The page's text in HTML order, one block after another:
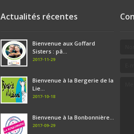
Actualités récentes
Bienvenue aux Goffard
Sisters : pâ...
2017-11-29
Bienvenue à la Bergerie de la
Lie...
2017-10-18
Bienvenue à la Bonbonnière...
2017-09-29